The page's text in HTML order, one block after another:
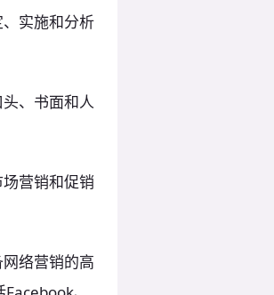
实施和分析
、书面和人
营销和促销
络营销的高